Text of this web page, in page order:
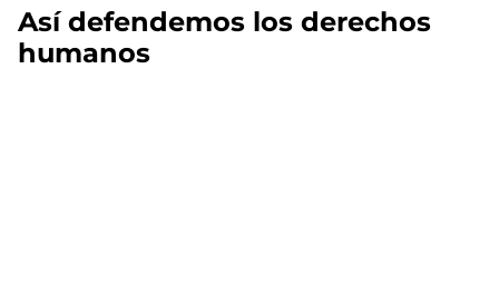
Así defendemos los derechos
humanos